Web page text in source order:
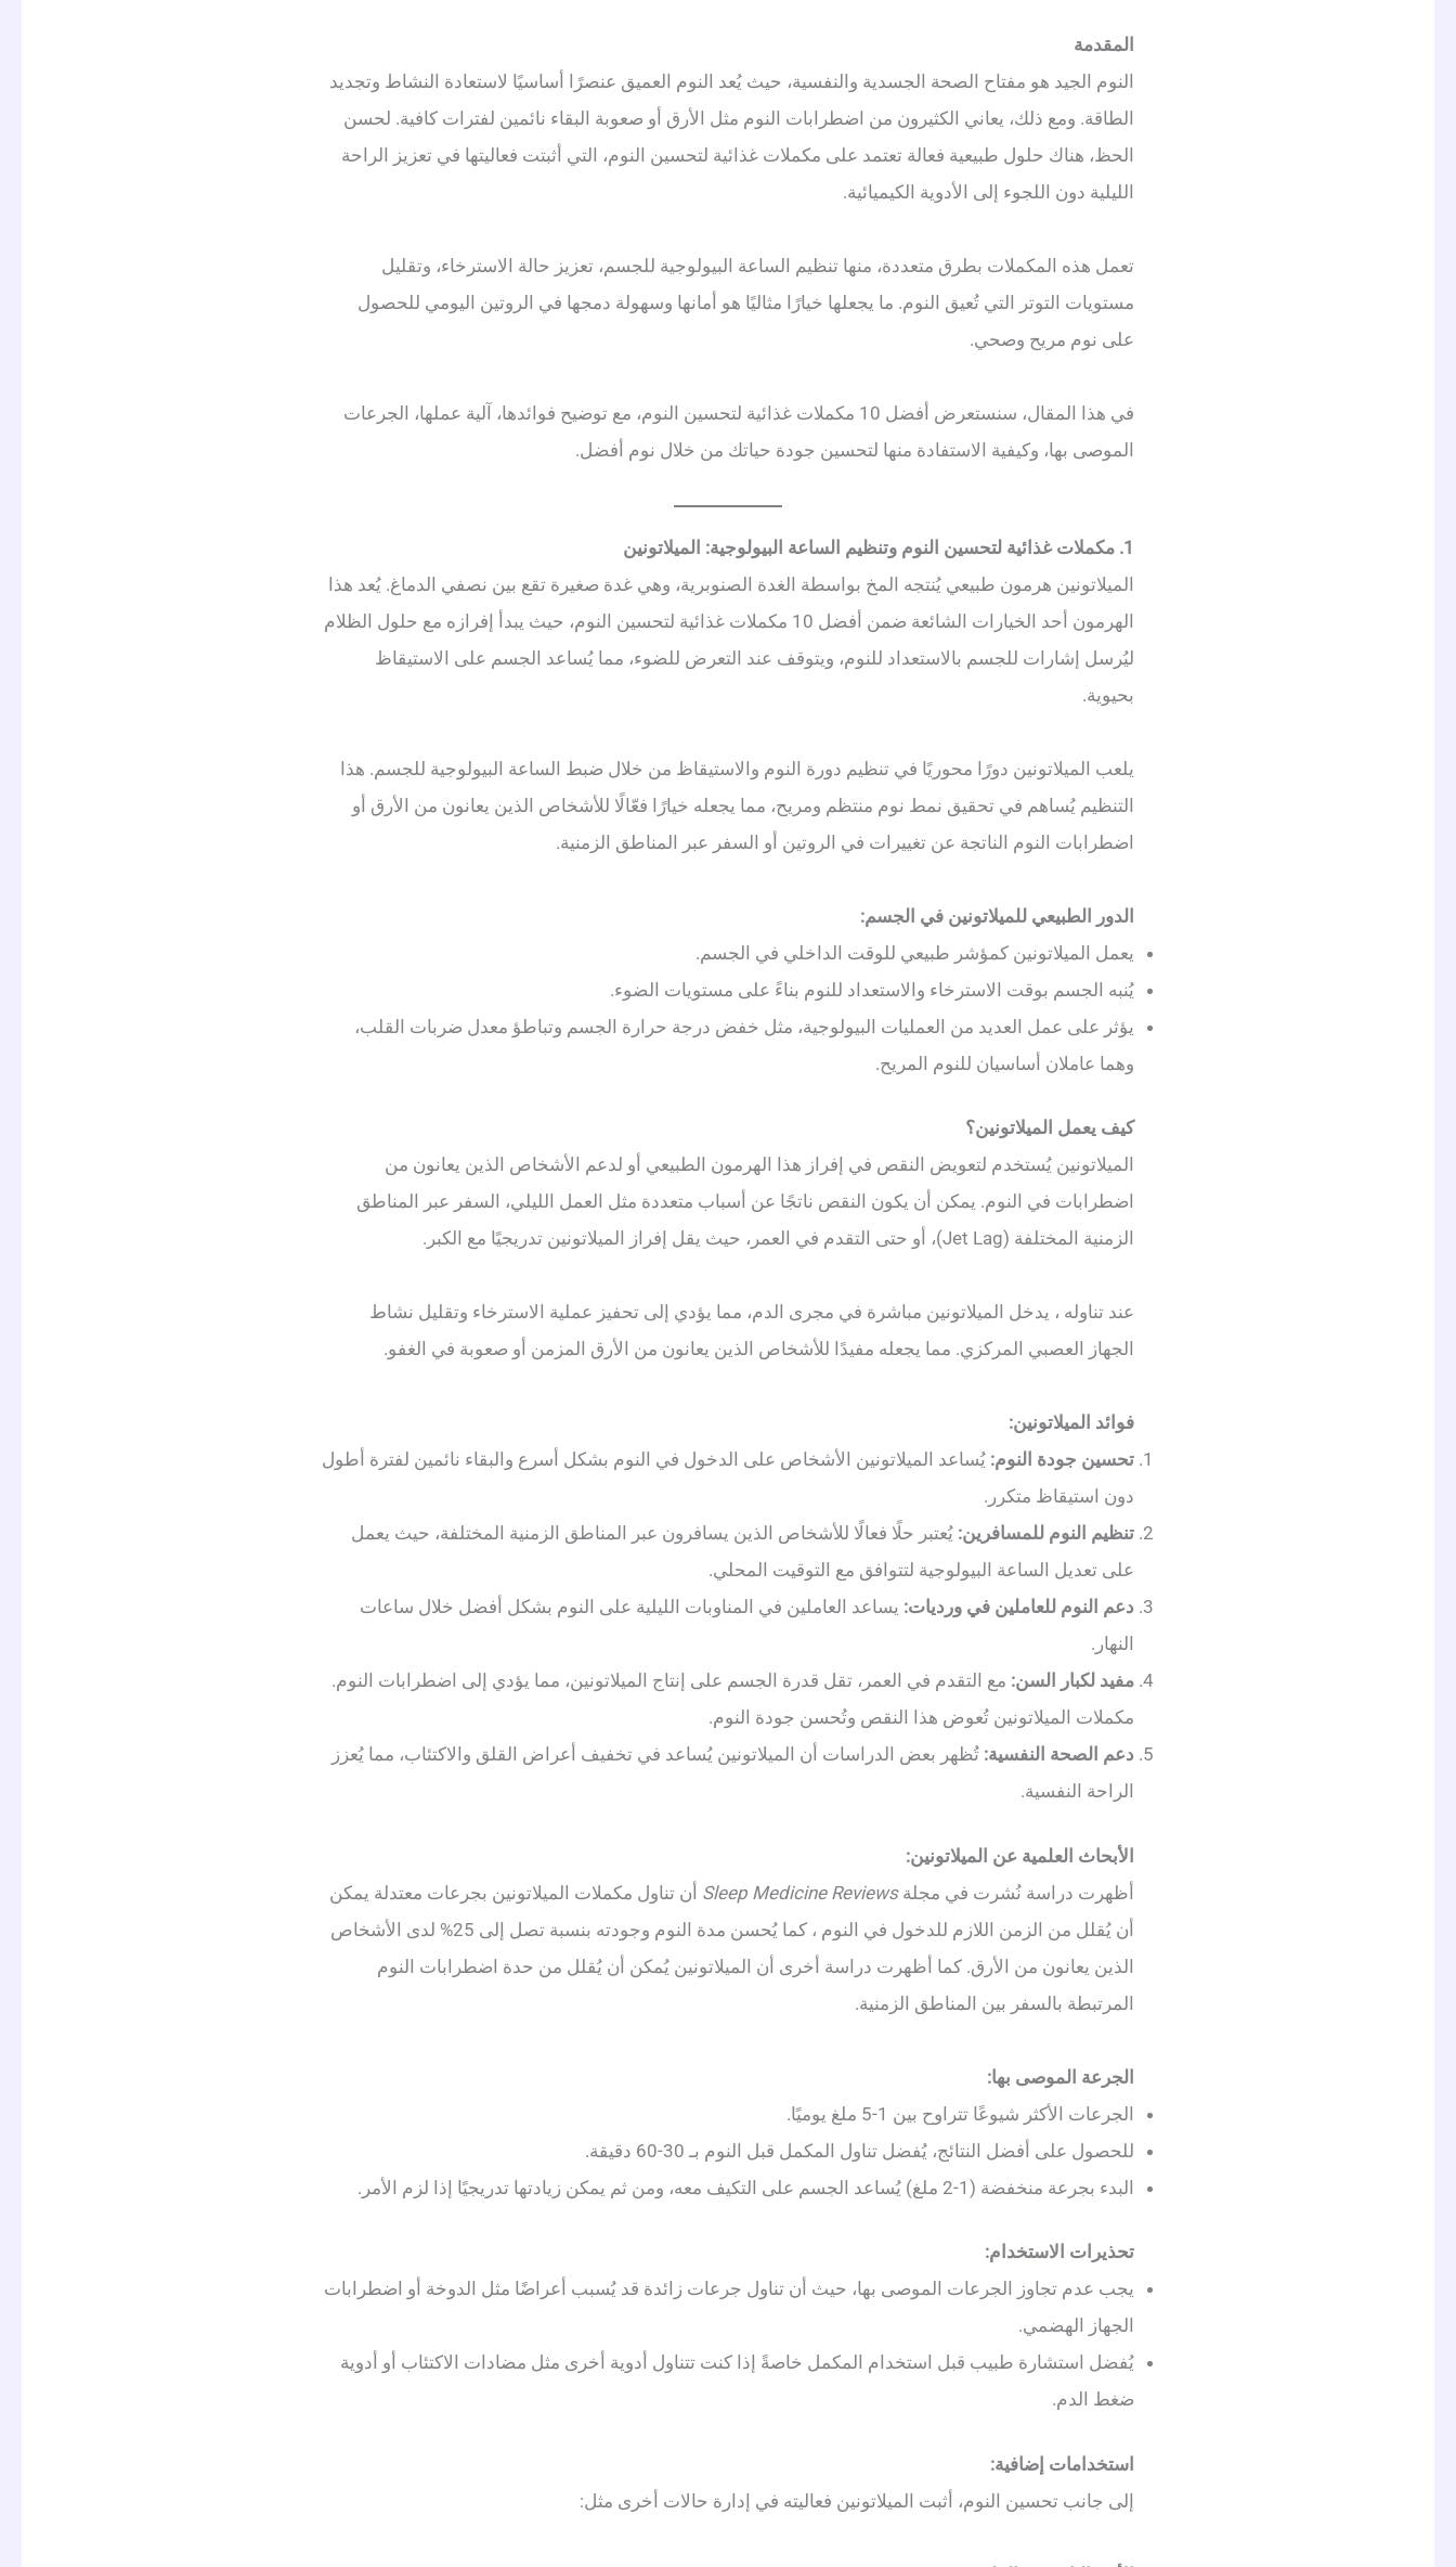
المقدمة
النوم الجيد هو مفتاح الصحة الجسدية والنفسية، حيث يُعد النوم العميق عنصرًا أساسيًا لاستعادة النشاط وتجديد
الطاقة. ومع ذلك، يعاني الكثيرون من اضطرابات النوم مثل الأرق أو صعوبة البقاء نائمين لفترات كافية. لحسن
الحظ، هناك حلول طبيعية فعالة تعتمد على مكملات غذائية لتحسين النوم، التي أثبتت فعاليتها في تعزيز الراحة
الليلية دون اللجوء إلى الأدوية الكيميائية.
تعمل هذه المكملات بطرق متعددة، منها تنظيم الساعة البيولوجية للجسم، تعزيز حالة الاسترخاء، وتقليل
مستويات التوتر التي تُعيق النوم. ما يجعلها خيارًا مثاليًا هو أمانها وسهولة دمجها في الروتين اليومي للحصول
على نوم مريح وصحي.
في هذا المقال، سنستعرض أفضل 10 مكملات غذائية لتحسين النوم، مع توضيح فوائدها، آلية عملها، الجرعات
الموصى بها، وكيفية الاستفادة منها لتحسين جودة حياتك من خلال نوم أفضل.
1. مكملات غذائية لتحسين النوم وتنظيم الساعة البيولوجية: الميلاتونين
الميلاتونين هرمون طبيعي يُنتجه المخ بواسطة الغدة الصنوبرية، وهي غدة صغيرة تقع بين نصفي الدماغ. يُعد هذا
الهرمون أحد الخيارات الشائعة ضمن أفضل 10 مكملات غذائية لتحسين النوم، حيث يبدأ إفرازه مع حلول الظلام
ليُرسل إشارات للجسم بالاستعداد للنوم، ويتوقف عند التعرض للضوء، مما يُساعد الجسم على الاستيقاظ
بحيوية.
يلعب الميلاتونين دورًا محوريًا في تنظيم دورة النوم والاستيقاظ من خلال ضبط الساعة البيولوجية للجسم. هذا
التنظيم يُساهم في تحقيق نمط نوم منتظم ومريح، مما يجعله خيارًا فعّالًا للأشخاص الذين يعانون من الأرق أو
اضطرابات النوم الناتجة عن تغييرات في الروتين أو السفر عبر المناطق الزمنية.
الدور الطبيعي للميلاتونين في الجسم:
يعمل الميلاتونين كمؤشر طبيعي للوقت الداخلي في الجسم.
يُنبه الجسم بوقت الاسترخاء والاستعداد للنوم بناءً على مستويات الضوء.
يؤثر على عمل العديد من العمليات البيولوجية، مثل خفض درجة حرارة الجسم وتباطؤ معدل ضربات القلب،
وهما عاملان أساسيان للنوم المريح.
كيف يعمل الميلاتونين؟
الميلاتونين يُستخدم لتعويض النقص في إفراز هذا الهرمون الطبيعي أو لدعم الأشخاص الذين يعانون من
اضطرابات في النوم. يمكن أن يكون النقص ناتجًا عن أسباب متعددة مثل العمل الليلي، السفر عبر المناطق
الزمنية المختلفة (Jet Lag)، أو حتى التقدم في العمر، حيث يقل إفراز الميلاتونين تدريجيًا مع الكبر.
عند تناوله ، يدخل الميلاتونين مباشرة في مجرى الدم، مما يؤدي إلى تحفيز عملية الاسترخاء وتقليل نشاط
الجهاز العصبي المركزي. مما يجعله مفيدًا للأشخاص الذين يعانون من الأرق المزمن أو صعوبة في الغفو.
فوائد الميلاتونين:
تحسين جودة النوم: يُساعد الميلاتونين الأشخاص على الدخول في النوم بشكل أسرع والبقاء نائمين لفترة أطول
دون استيقاظ متكرر.
تنظيم النوم للمسافرين: يُعتبر حلًا فعالًا للأشخاص الذين يسافرون عبر المناطق الزمنية المختلفة، حيث يعمل
على تعديل الساعة البيولوجية لتتوافق مع التوقيت المحلي.
دعم النوم للعاملين في ورديات: يساعد العاملين في المناوبات الليلية على النوم بشكل أفضل خلال ساعات
النهار.
مفيد لكبار السن: مع التقدم في العمر، تقل قدرة الجسم على إنتاج الميلاتونين، مما يؤدي إلى اضطرابات النوم.
مكملات الميلاتونين تُعوض هذا النقص وتُحسن جودة النوم.
دعم الصحة النفسية: تُظهر بعض الدراسات أن الميلاتونين يُساعد في تخفيف أعراض القلق والاكتئاب، مما يُعزز
الراحة النفسية.
الأبحاث العلمية عن الميلاتونين:
أظهرت دراسة نُشرت في مجلةSleep Medicine Reviews أن تناول مكملات الميلاتونين بجرعات معتدلة يمكن
أن يُقلل من الزمن اللازم للدخول في النوم ، كما يُحسن مدة النوم وجودته بنسبة تصل إلى 25% لدى الأشخاص
الذين يعانون من الأرق. كما أظهرت دراسة أخرى أن الميلاتونين يُمكن أن يُقلل من حدة اضطرابات النوم
المرتبطة بالسفر بين المناطق الزمنية.
الجرعة الموصى بها:
الجرعات الأكثر شيوعًا تتراوح بين 1-5 ملغ يوميًا.
للحصول على أفضل النتائج، يُفضل تناول المكمل قبل النوم بـ 30-60 دقيقة.
البدء بجرعة منخفضة (1-2 ملغ) يُساعد الجسم على التكيف معه، ومن ثم يمكن زيادتها تدريجيًا إذا لزم الأمر.
تحذيرات الاستخدام:
يجب عدم تجاوز الجرعات الموصى بها، حيث أن تناول جرعات زائدة قد يُسبب أعراضًا مثل الدوخة أو اضطرابات
الجهاز الهضمي.
يُفضل استشارة طبيب قبل استخدام المكمل خاصةً إذا كنت تتناول أدوية أخرى مثل مضادات الاكتئاب أو أدوية
ضغط الدم.
استخدامات إضافية:
إلى جانب تحسين النوم، أثبت الميلاتونين فعاليته في إدارة حالات أخرى مثل: